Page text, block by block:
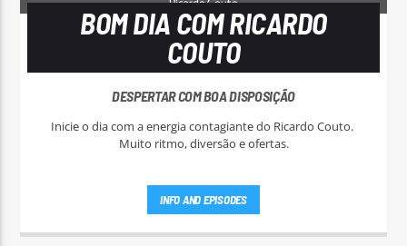
BOM DIA COM RICARDO
COUTO
DESPERTAR COM BOA DISPOSIÇÃO
Inicie o dia com a energia contagiante do Ricardo Couto.
Muito ritmo, diversão e ofertas.
INFO AND EPISODES